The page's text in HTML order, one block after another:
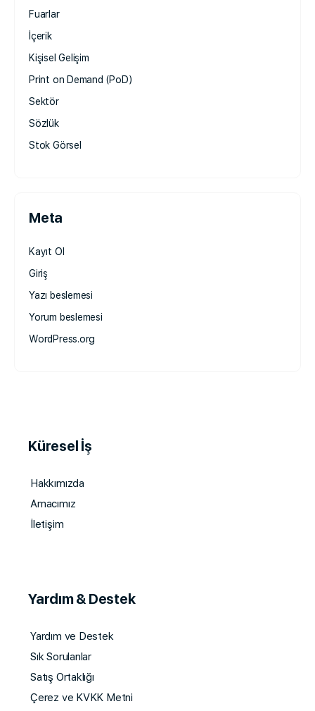
Fuarlar
İçerik
Kişisel Gelişim
Print on Demand (PoD)
Sektör
Sözlük
Stok Görsel
Meta
Kayıt Ol
Giriş
Yazı beslemesi
Yorum beslemesi
WordPress.org
Küresel İş
Hakkımızda
Amacımız
İletişim
Yardım & Destek
Yardım ve Destek
Sık Sorulanlar
Satış Ortaklığı
Çerez ve KVKK Metni